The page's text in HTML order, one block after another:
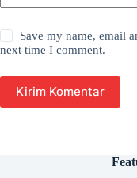
Save my name, email
next time I comment.
Kirim Komentar